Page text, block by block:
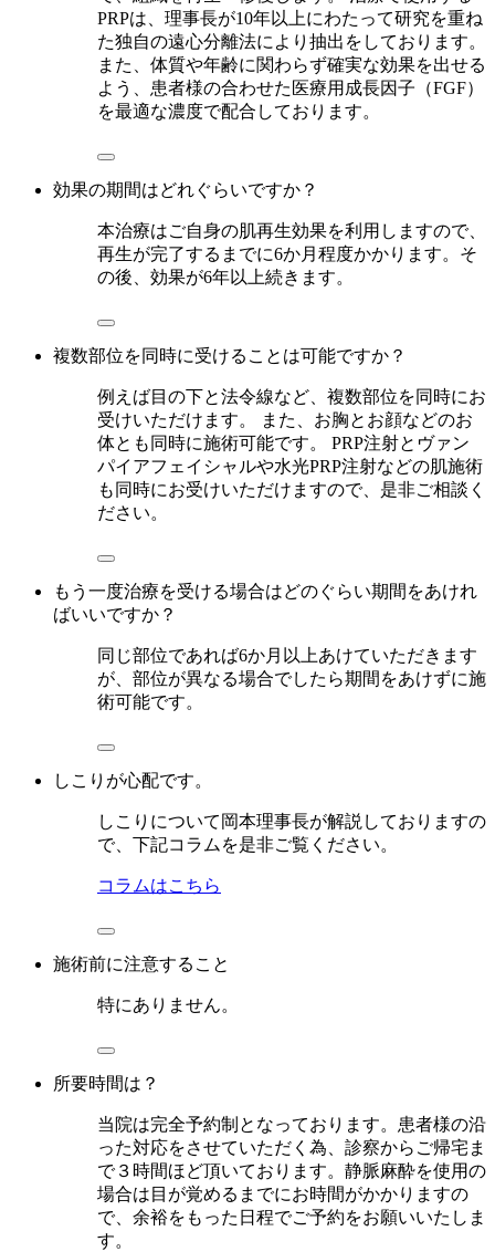
PRPは、理事長が10年以上にわたって研究を重ね
た独自の遠心分離法により抽出をしております。
また、体質や年齢に関わらず確実な効果を出せる
よう、患者様の合わせた医療用成長因子（FGF）
を最適な濃度で配合しております。
効果の期間はどれぐらいですか？
本治療はご自身の肌再生効果を利用しますので、
再生が完了するまでに6か月程度かかります。そ
の後、効果が6年以上続きます。
複数部位を同時に受けることは可能ですか？
例えば目の下と法令線など、複数部位を同時にお
受けいただけます。 また、お胸とお顔などのお
体とも同時に施術可能です。 PRP注射とヴァン
パイアフェイシャルや水光PRP注射などの肌施術
も同時にお受けいただけますので、是非ご相談く
ださい。
もう一度治療を受ける場合はどのぐらい期間をあけれ
ばいいですか？
同じ部位であれば6か月以上あけていただきます
が、部位が異なる場合でしたら期間をあけずに施
術可能です。
しこりが心配です。
しこりについて岡本理事長が解説しておりますの
で、下記コラムを是非ご覧ください。
コラムはこちら
施術前に注意すること
特にありません。
所要時間は？
当院は完全予約制となっております。患者様の沿
った対応をさせていただく為、診察からご帰宅ま
で３時間ほど頂いております。静脈麻酔を使用の
場合は目が覚めるまでにお時間がかかりますの
で、余裕をもった日程でご予約をお願いいたしま
す。